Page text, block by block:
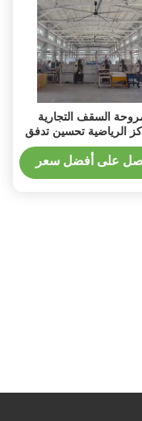
السقف التجارية
الرياضية تحسين تدفق
الهواء
على أفضل سعر